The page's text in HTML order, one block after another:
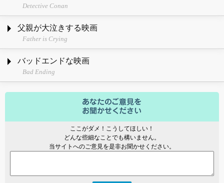
Detective Conan
父親が大泣きする映画
Father is Crying
バッドエンドな映画
Bad Ending
ここがダメ！こうしてほしい！
どんな些細なことでも構いません。
当サイトへのご意見を是非お聞かせください。